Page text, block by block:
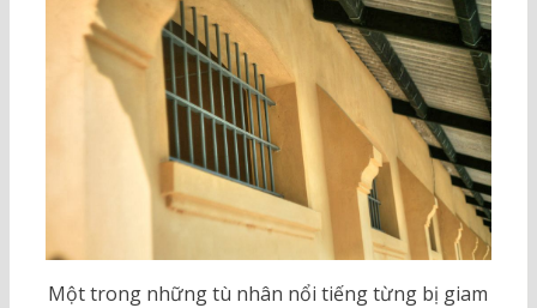
Một trong những tù nhân nổi tiếng từng bị giam